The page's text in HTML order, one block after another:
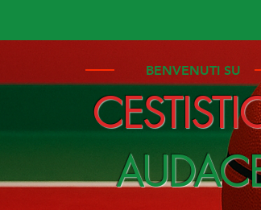
BENVENUTI SU